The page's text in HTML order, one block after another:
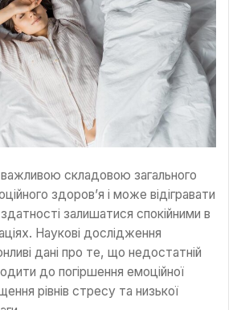
складовою загального
здоров’я і може відігравати
залишатися спокійними в
Наукові дослідження
дані про те, що недостатній
до погіршення емоційної
рівнів стресу та низької